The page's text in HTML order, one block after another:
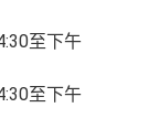
至下午
至下午